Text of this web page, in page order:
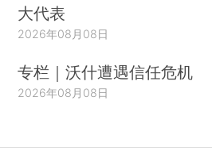
大代表
2026年08月08日
专栏｜沃什遭遇信任危机
2026年08月08日